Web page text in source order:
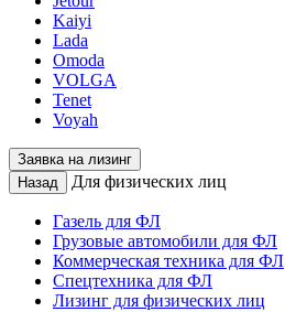
Kaiyi
Lada
Omoda
VOLGA
Tenet
Voyah
Заявка на лизинг
Назад
Для физических лиц
Газель для ФЛ
Грузовые автомобили для ФЛ
Коммерческая техника для ФЛ
Спецтехника для ФЛ
Лизинг для физических лиц